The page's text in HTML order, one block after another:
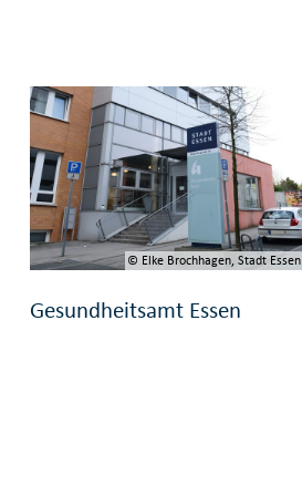
© Elke Brochhagen, Stadt Essen
Gesundheitsamt Essen